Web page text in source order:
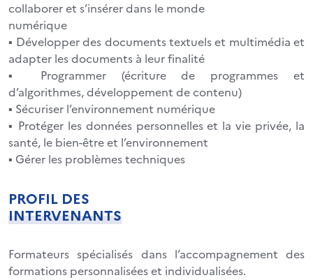
collaborer et s’insérer dans le monde
numérique
▪ Développer des documents textuels et multimédia et
adapter les documents à leur finalité
▪ Programmer (écriture de programmes et
d’algorithmes, développement de contenu)
▪ Sécuriser l’environnement numérique
▪ Protéger les données personnelles et la vie privée, la
santé, le bien-être et l’environnement
▪ Gérer les problèmes techniques
PROFIL DES
INTERVENANTS
Formateurs spécialisés dans l’accompagnement des
formations personnalisées et individualisées.